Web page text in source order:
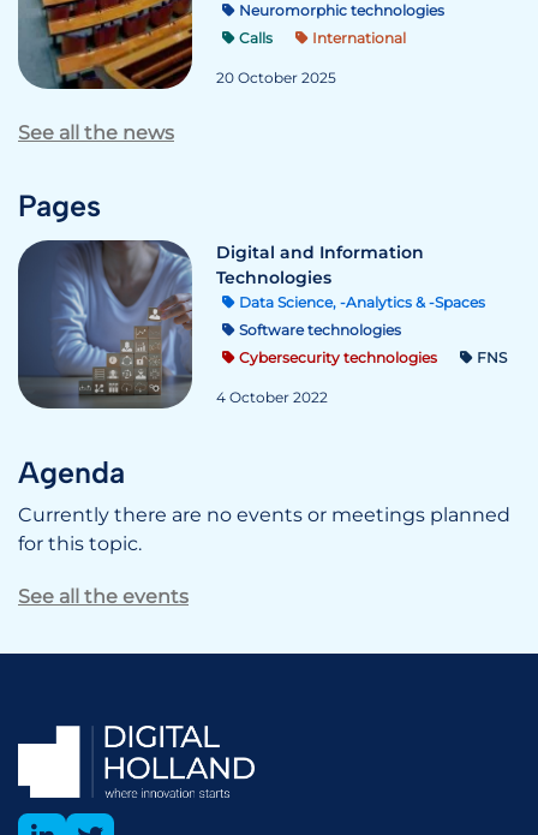
Neuromorphic technologies
Calls
International
20 October 2025
See all the news
Pages
Digital and Information
Technologies
Data Science, -Analytics & -Spaces
Software technologies
Cybersecurity technologies
FNS
4 October 2022
Agenda
Currently there are no events or meetings planned
for this topic.
See all the events